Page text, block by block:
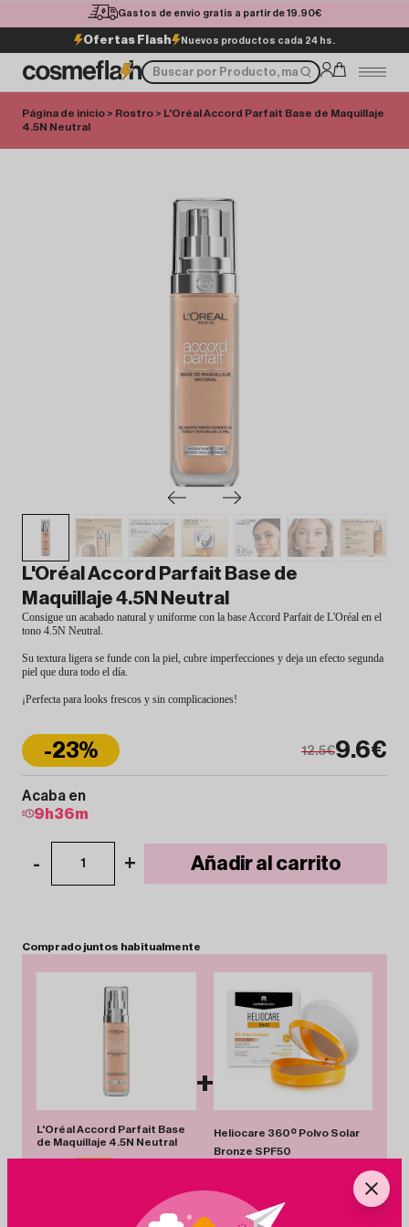
Gastos de envío gratis a partir de 19.90€
Ofertas Flash Nuevos productos cada 24 hs.
Página de inicio > Rostro > L'Oréal Accord Parfait Base de Maquillaje
4.5N Neutral
L'Oréal Accord Parfait Base de
Maquillaje 4.5N Neutral
Consigue un acabado natural y uniforme con la base Accord Parfait de L'Oréal en el
tono 4.5N Neutral.
Su textura ligera se funde con la piel, cubre imperfecciones y deja un efecto segunda
piel que dura todo el día.
¡Perfecta para looks frescos y sin complicaciones!
9.6€
-23% 12.5€
Acaba en
9 h36m
- 1 + Añadir al carrito
Comprado juntos habitualmente
L'Oréal Accord Parfait Base
de Maquillaje 4.5N Neutral
+
Heliocare 360º Polvo Solar
Bronze SPF50